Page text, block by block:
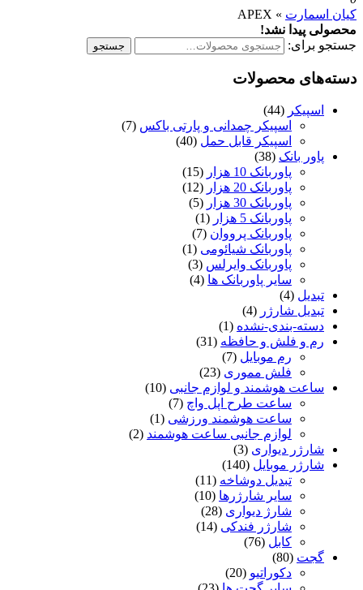
کیان اسمارت »
APEX
محصولی پیدا نشد!
جستجو برای:
جستجو
دسته‌های محصولات
اسپیکر (44)
اسپیکر چمدانی و پارتی باکس (7)
اسپیکر قابل حمل (40)
پاور بانک (38)
پاوربانک 10 هزار
(15)
پاوربانک 20 هزار
(12)
پاوربانک 30 هزار
(5)
پاوربانک 5 هزار
(1)
پاوربانک پرووان (7)
پاوربانک شیائومی (1)
پاوربانک وایرلس (3)
سایر پاوربانک ها (4)
تبدیل (4)
تبدیل شارژر (4)
دسته-بندی-نشده (1)
رم و فلش و حافظه (31)
رم موبایل (7)
فلش مموری (23)
ساعت هوشمند و لوازم جانبی (10)
ساعت طرح اپل واچ (7)
ساعت هوشمند ورزشی (1)
لوازم جانبی ساعت هوشمند (2)
شارژر دیواری (3)
شارژر موبایل (140)
تبدیل دوشاخه (11)
سایر شارژرها (10)
شارژ دیواری (28)
شارژر فندکی (14)
کابل (76)
گجت (80)
دکوراتیو (20)